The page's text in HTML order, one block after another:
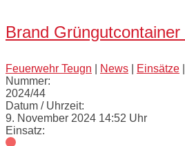
Brand Grüngutcontainer
Feuerwehr Teugn News Einsätze
Nummer:
2024/44
Datum / Uhrzeit:
9. November 2024 14:52 Uhr
Einsatz: